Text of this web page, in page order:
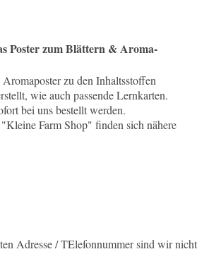
Poster zum Blättern & Aroma-
zu den Inhaltsstoffen
wie auch passende Lernkarten.
bei uns bestellt werden.
Farm Shop" finden sich nähere
Adresse / TElefonnummer sind wir nicht